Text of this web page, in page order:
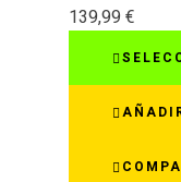
139,99 €